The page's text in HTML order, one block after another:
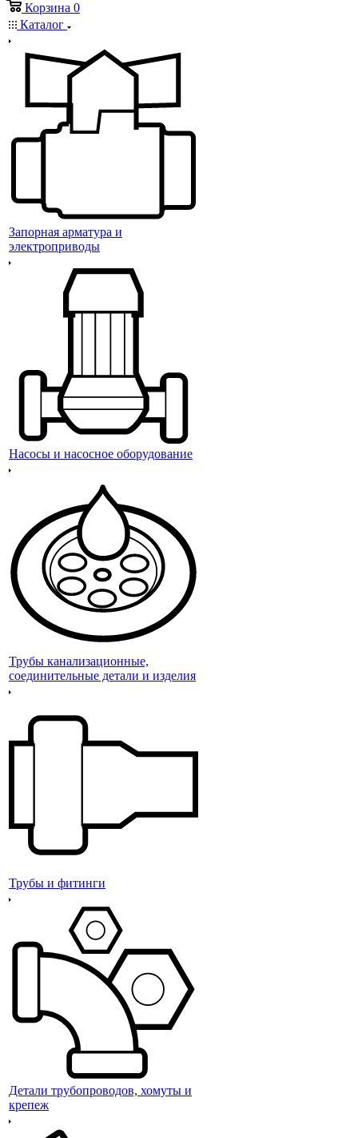
Корзина 0
Каталог
Запорная арматура и
электроприводы
Насосы и насосное оборудование
Трубы канализационные,
соединительные детали и изделия
Трубы и фитинги
Детали трубопроводов, хомуты и
крепеж